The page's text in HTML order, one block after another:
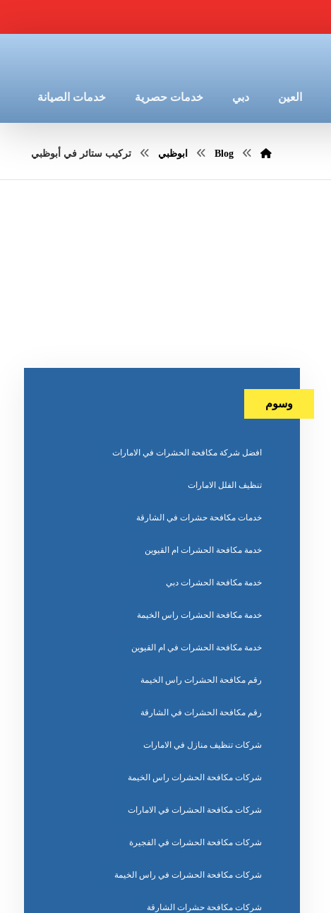
العين دبي خدمات حصرية خدمات الصيانة
Blog ابوظبي تركيب ستائر في أبوظبي
وسوم
افضل شركة مكافحة الحشرات في الامارات
تنظيف الفلل الامارات
خدمات مكافحة حشرات في الشارقة
خدمة مكافحة الحشرات ام القيوين
خدمة مكافحة الحشرات دبي
خدمة مكافحة الحشرات راس الخيمة
خدمة مكافحة الحشرات في ام القيوين
رقم مكافحة الحشرات راس الخيمة
رقم مكافحة الحشرات في الشارقة
شركات تنظيف منازل في الامارات
شركات مكافحة الحشرات راس الخيمة
شركات مكافحة الحشرات في الامارات
شركات مكافحة الحشرات في الفجيرة
شركات مكافحة الحشرات في راس الخيمة
شركات مكافحة حشرات الشارقة